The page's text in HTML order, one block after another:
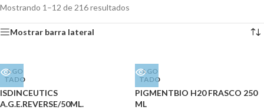
Mostrando 1–12 de 216 resultados
Mostrar barra lateral
AGO
TADO
ISDINCEUTICS
A.G.E.REVERSE/50ML.
AGO
TADO
PIGMENTBIO H20 FRASCO 250
ML